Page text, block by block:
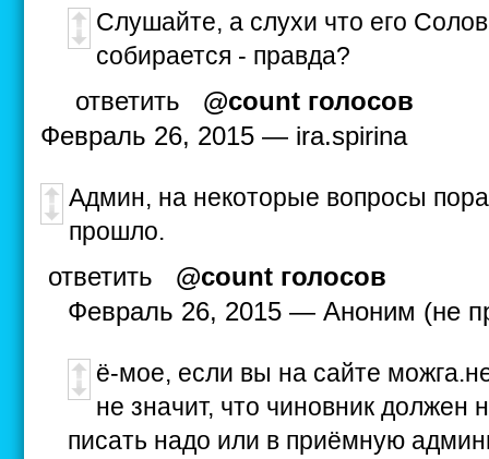
Слушайте, а слухи что его
собирается - правда?
ответить
@count голосов
Февраль 26, 2015 — ira.spirina
Админ, на некоторые вопросы
прошло.
ответить
@count голосов
Февраль 26, 2015 — Аноним (не
ё-мое, если вы на сайте
не значит, что чиновник должен
писать надо или в приёмную